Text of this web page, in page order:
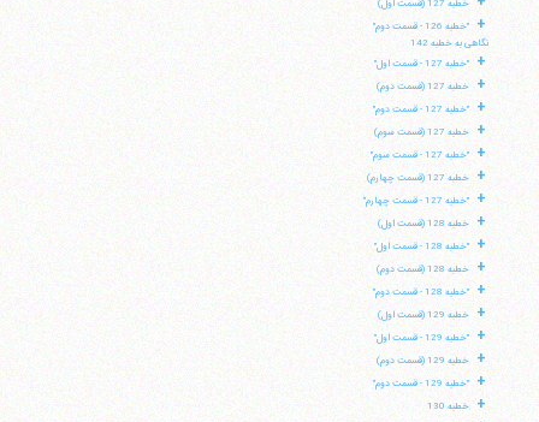
خطبه 127 (قسمت اول)
+
"خطبه 126 - قسمت دوم"
نگاهی به خطبه 142
+ "خطبه 127 - قسمت اول"
+ خطبه 127 (قسمت دوم)
+ "خطبه 127 - قسمت دوم"
+ خطبه 127 (قسمت سوم)
+ "خطبه 127 - قسمت سوم"
+ خطبه 127 (قسمت چهارم)
+ "خطبه 127 - قسمت چهارم"
+ خطبه 128 (قسمت اول)
+ "خطبه 128 - قسمت اول"
+ خطبه 128 (قسمت دوم)
+ "خطبه 128 - قسمت دوم"
+ خطبه 129 (قسمت اول)
+ "خطبه 129 - قسمت اول"
+ خطبه 129 (قسمت دوم)
+ "خطبه 129 - قسمت دوم"
+ خطبه 130